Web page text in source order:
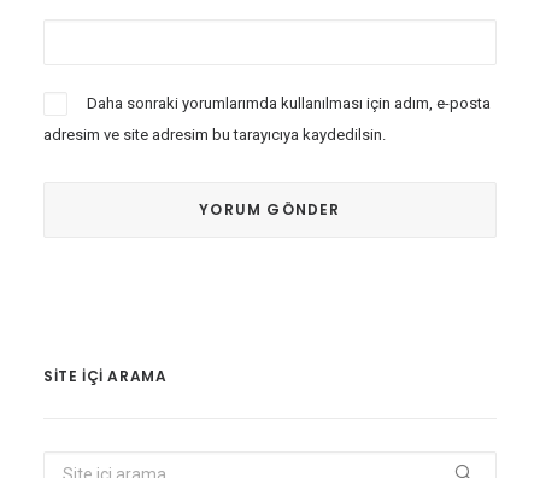
Daha sonraki yorumlarımda kullanılması için adım, e-posta
adresim ve site adresim bu tarayıcıya kaydedilsin.
SITE IÇI ARAMA